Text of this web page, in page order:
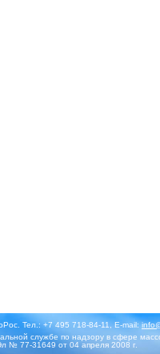
Тел.: +7 495 718-84-11, E-mail:
службе по надзору в сфере
№ 77-31649 от 04 апреля 2008 г.